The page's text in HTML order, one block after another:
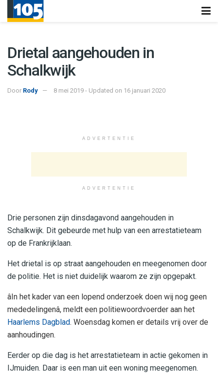
Drietal aangehouden in
Schalkwijk
Door Rody 8 mei 2019 - Updated on 16 januari 2020
ADVERTENTIE
ADVERTENTIE
Drie personen zijn dinsdagavond aangehouden in
Schalkwijk. Dit gebeurde met hulp van een arrestatieteam
op de Frankrijklaan.
Het drietal is op straat aangehouden en meegenomen door
de politie. Het is niet duidelijk waarom ze zijn opgepakt.
âIn het kader van een lopend onderzoek doen wij nog geen
mededelingenâ, meldt een politiewoordvoerder aan het
Haarlems Dagblad. Woensdag komen er details vrij over de
aanhoudingen.
Eerder op die dag is het arrestatieteam in actie gekomen in
IJmuiden. Daar is een man uit een woning meegenomen.